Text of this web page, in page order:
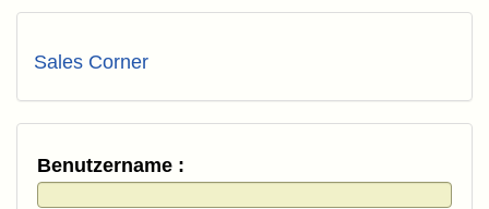
Sales Corner
Benutzername :